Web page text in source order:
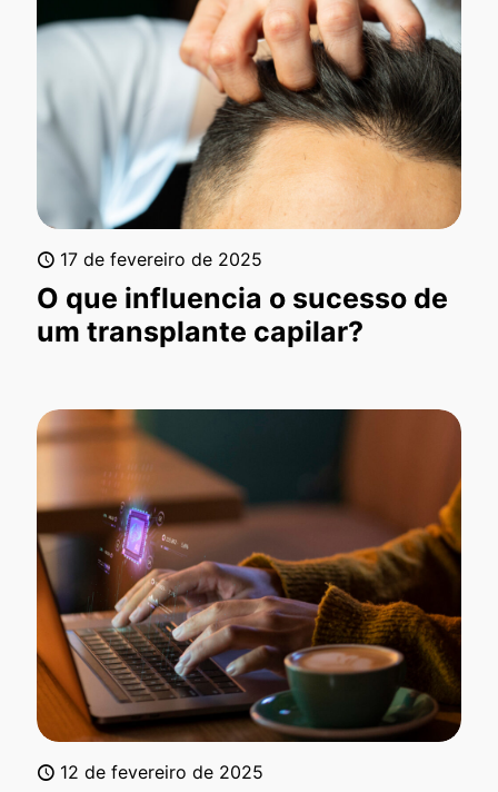
17 de fevereiro de 2025
O que influencia o sucesso de
um transplante capilar?
12 de fevereiro de 2025